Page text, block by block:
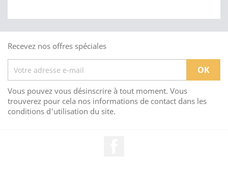
Recevez nos offres spéciales
Vous pouvez vous désinscrire à tout moment. Vous
trouverez pour cela nos informations de contact dans les
conditions d'utilisation du site.